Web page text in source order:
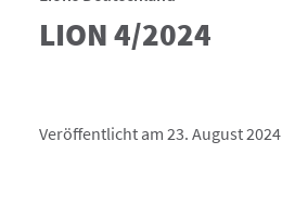
LION 4/2024
Veröffentlicht am 23. August 2024